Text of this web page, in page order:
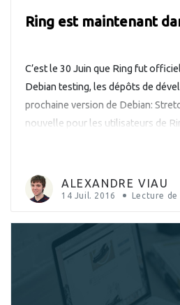
Ring est maintenant
C’est le 30 Juin que Ring fut
Debian testing, les dépôts de
prochaine version de Debian:
nouvelle pour les utilisateurs de
[…]
ALEXANDRE VIAU
14 Juil. 2016 Lecture de